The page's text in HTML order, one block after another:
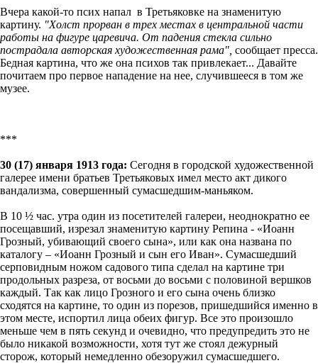
Вчера какой-то псих напал в Третьяковке на знаменитую
картину. "Холст прорван в трех местах в центральной части
работы на фигуре царевича. От падения стекла сильно
пострадала авторская художественная рама", сообщает пресса.
Бедная картина, что же она психов так привлекает... Давайте
почитаем про первое нападение на нее, случившееся в том же
музее.
***
30 (17) января 1913 года: Сегодня в городской художественной
галерее имени братьев Третьяковых имел место акт дикого
вандализма, совершенный сумасшедшим-маньяком.
В 10 ½ час. утра один из посетителей галереи, неоднократно ее
посещавший, изрезал знаменитую картину Репина - «Иоанн
Грозный, убивающий своего сына», или как она названа по
каталогу – «Иоанн Грозный и сын его Иван». Сумасшедший
серповидным ножом садового типа сделал на картине три
продольных разреза, от восьми до восьми с половиной вершков
каждый. Так как лицо Грозного и его сына очень близко
сходятся на картине, то один из порезов, пришедшийся именно в
этом месте, испортил лица обеих фигур. Все это произошло
меньше чем в пять секунд и очевидно, что предупредить это не
было никакой возможности, хотя тут же стоял дежурный
сторож, который немедленно обезоружил сумасшедшего.